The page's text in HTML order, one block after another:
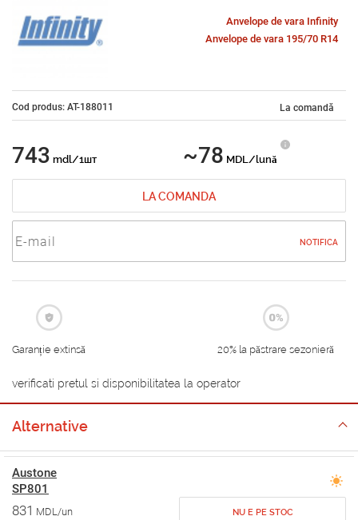
Anvelope de vara Infinity
Anvelope de vara 195/70 R14
Cod produs: AT-188011 La comandă
743 mdl/1шт ~78 MDL/lună
LA COMANDA
NOTIFICA
Garanție extinsă 20% la păstrare sezonieră
verificati pretul si disponibilitatea la operator
Alternative
Austone
SP801
831 MDL/un NU E PE STOC